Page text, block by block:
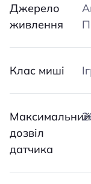
Джерело
живлення
Клас миші
Максимальний
дозвіл
датчика